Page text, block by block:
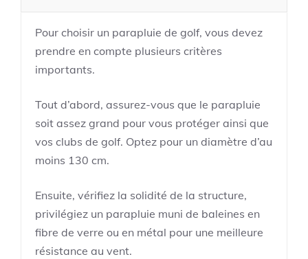
Pour choisir un parapluie de golf, vous devez
prendre en compte plusieurs critères
importants.
Tout d’abord, assurez-vous que le parapluie
soit assez grand pour vous protéger ainsi que
vos clubs de golf. Optez pour un diamètre d’au
moins 130 cm.
Ensuite, vérifiez la solidité de la structure,
privilégiez un parapluie muni de baleines en
fibre de verre ou en métal pour une meilleure
résistance au vent.